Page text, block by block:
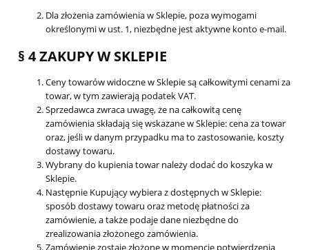
Dla złożenia zamówienia w Sklepie, poza wymogami
określonymi w ust. 1, niezbędne jest aktywne konto e-mail.
§ 4 ZAKUPY W SKLEPIE
Ceny towarów widoczne w Sklepie są całkowitymi cenami za
towar, w tym zawierają podatek VAT.
Sprzedawca zwraca uwagę, że na całkowitą cenę
zamówienia składają się wskazane w Sklepie: cena za towar
oraz, jeśli w danym przypadku ma to zastosowanie, koszty
dostawy towaru.
Wybrany do kupienia towar należy dodać do koszyka w
Sklepie.
Następnie Kupujący wybiera z dostępnych w Sklepie:
sposób dostawy towaru oraz metodę płatności za
zamówienie, a także podaje dane niezbędne do
zrealizowania złożonego zamówienia.
Zamówienie zostaje złożone w momencie potwierdzenia